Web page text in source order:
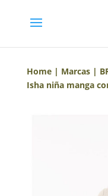
Home| Marcas|
Isha niña manga